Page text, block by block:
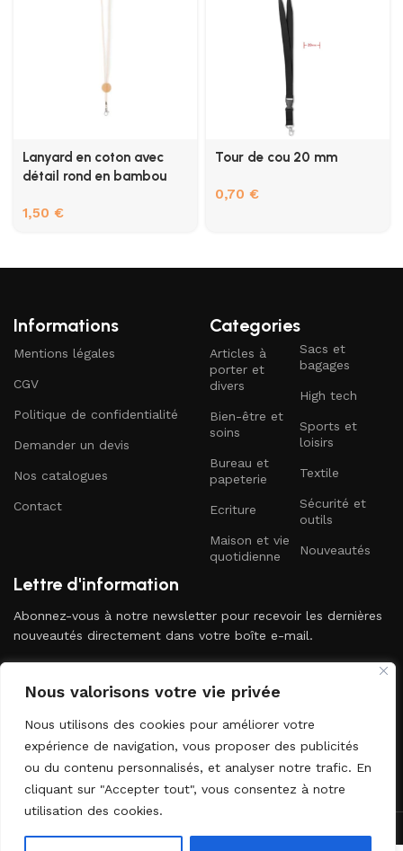
Nous valorisons votre vie privée
Nous utilisons des cookies pour améliorer votre
expérience de navigation, vous proposer des publicités
ou du contenu personnalisés, et analyser notre trafic. En
cliquant sur "Accepter tout", vous consentez à notre
utilisation des cookies.
Lanyard en coton avec
détail rond en bambou
1,50 €
Tour de cou 20 mm
0,70 €
Informations
Mentions légales
CGV
Politique de confidentialité
Demander un devis
Nos catalogues
Contact
Categories
Articles à
porter et
divers
Bien-être et
soins
Bureau et
papeterie
Ecriture
Maison et vie
quotidienne
Sacs et
bagages
High tech
Sports et
loisirs
Textile
Sécurité et
outils
Nouveautés
Lettre d'information
Abonnez-vous à notre newsletter pour recevoir les dernières
nouveautés directement dans votre boîte e-mail.
Envoyer
2024 DOPLD. Tous droits réservés. Développé par
l'agence webStartbiz.